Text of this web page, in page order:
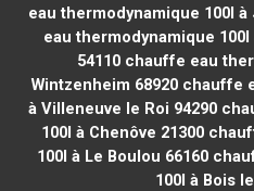
eau thermodynamique 100l à
eau thermodynamique
54110chauffe eau
Wintzenheim 68920 chauffe
à Villeneuve le Roi 94290
100l à Chenôve 21300
100l à Le Boulou 66160
100l à Bois